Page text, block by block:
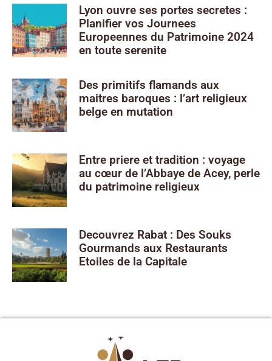
Lyon ouvre ses portes secretes :
Planifier vos Journees
Europeennes du Patrimoine 2024
en toute serenite
Des primitifs flamands aux
maitres baroques : l’art religieux
belge en mutation
Entre priere et tradition : voyage
au cœur de l’Abbaye de Acey, perle
du patrimoine religieux
Decouvrez Rabat : Des Souks
Gourmands aux Restaurants
Etoiles de la Capitale